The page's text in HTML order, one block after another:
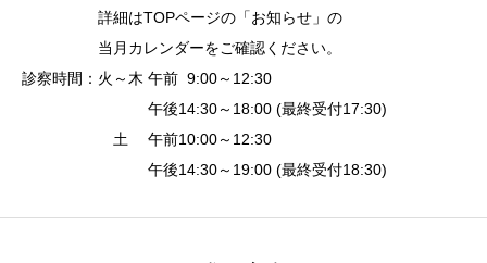
詳細はTOPページの「お知らせ」の
当月カレンダーをご確認ください。
診察時間：火～木 午前 9:00～12:30
午後14:30～18:00 (最終受付17:30)
土 午前10:00～12:30
午後14:30～19:00 (最終受付18:30)